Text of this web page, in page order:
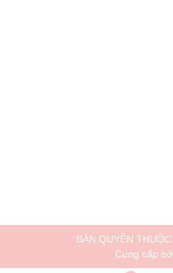
BẢN QUYỀN
Cung cấp